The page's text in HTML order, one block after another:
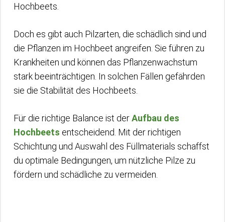
Hochbeets.
Doch es gibt auch Pilzarten, die schädlich sind und
die Pflanzen im Hochbeet angreifen. Sie führen zu
Krankheiten und können das Pflanzenwachstum
stark beeinträchtigen. In solchen Fällen gefährden
sie die Stabilität des Hochbeets.
Für die richtige Balance ist derAufbau des
Hochbeets entscheidend. Mit der richtigen
Schichtung und Auswahl des Füllmaterials schaffst
du optimale Bedingungen, um nützliche Pilze zu
fördern und schädliche zu vermeiden.